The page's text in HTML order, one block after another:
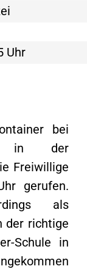
Uhr
bei
in der
Freiwillige
gerufen.
als
der richtige
Schule in